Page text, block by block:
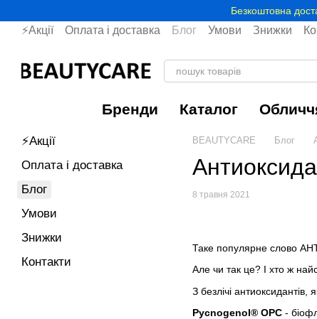
Безкоштовна
⚡Акції Оплата і доставка Блог Умови Знижки
Бренди Каталог
BEAUTYCARE Блог
8 травня 2021
Таке популярне слово
Але чи так це? І хто ж
З безлічі антиоксидантів,
Pycnogenol® ОРС -
⚡Акції
Оплата і доставка
Блог
Умови
Знижки
Контакти